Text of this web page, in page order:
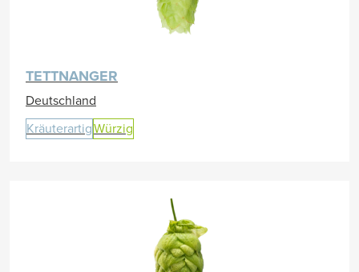
TETTNANGER
Deutschland
KräuterartigWürzig